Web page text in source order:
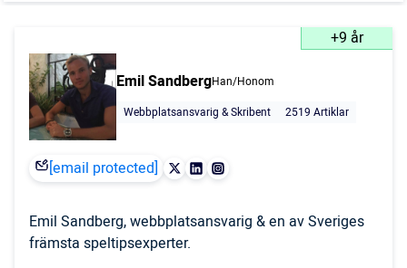
+9 år
Emil SandbergHan/Honom
Webbplatsansvarig & Skribent
2519 Artiklar
[email protected]
Emil Sandberg, webbplatsansvarig & en av Sveriges
främsta speltipsexperter.